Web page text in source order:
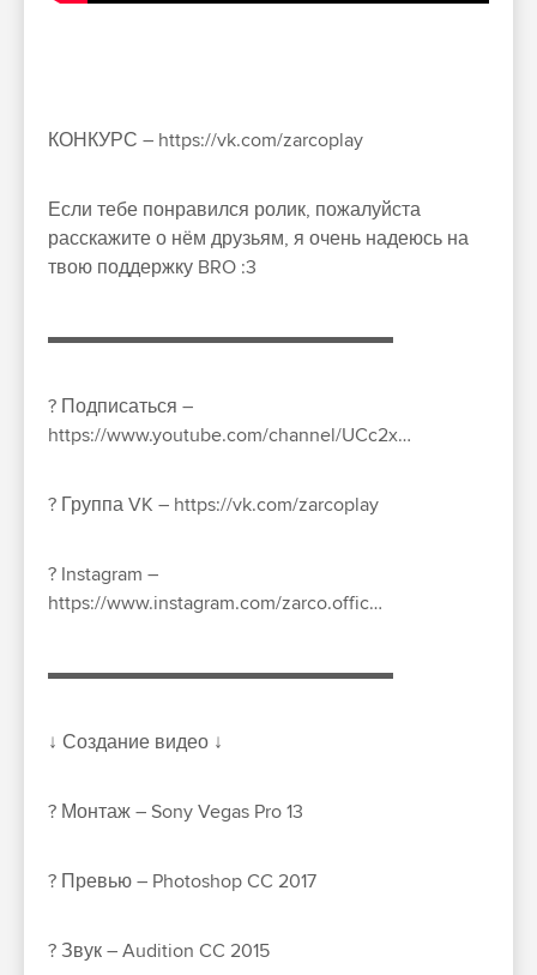
КОНКУРС – https://vk.com/zarcoplay
Если тебе понравился ролик, пожалуйста
расскажите о нём друзьям, я очень надеюсь на
твою поддержку BRO :3
▬▬▬▬▬▬▬▬▬▬▬▬▬▬▬▬▬▬
? Подписаться –
https://www.youtube.com/channel/UCc2x…
? Группа VK – https://vk.com/zarcoplay
? Instagram –
https://www.instagram.com/zarco.offic…
▬▬▬▬▬▬▬▬▬▬▬▬▬▬▬▬▬▬
↓ Создание видео ↓
? Монтаж – Sony Vegas Pro 13
? Превью – Photoshop CC 2017
?️ Звук – Audition CC 2015